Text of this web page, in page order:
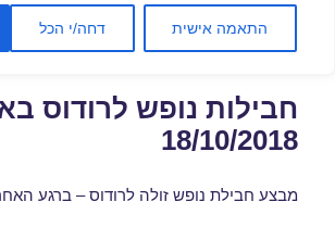
התאמה אישית דחה/י הכל
קטגוריה:נופש ברודוס
חבילות נופש לרודוס
18/10/2018
מבצע חבילת נופש זולה לרודוס – ברגע